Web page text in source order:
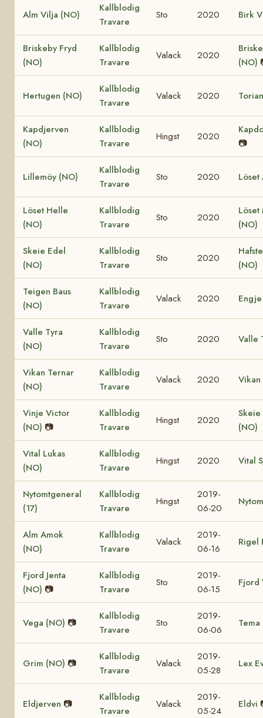
Alm Vilja (NO)
Kallblodig
Travare
Sto 2020 Birk
Briskeby Fryd
(NO)
Kallblodig
Travare
Valack 2020
(NO)
Hertugen (NO)
Kallblodig
Travare
Valack 2020
Kapdjerven
(NO)
Kallblodig
Travare
Hingst 2020
📷
Lillemöy (NO)
Kallblodig
Travare
Sto 2020 Löset
Löset Helle
(NO)
Kallblodig
Travare
Sto 2020
(NO)
Skeie Edel
(NO)
Kallblodig
Travare
Sto 2020
(NO)
Teigen Baus
(NO)
Kallblodig
Travare
Valack 2020
Valle Tyra
(NO)
Kallblodig
Travare
Sto 2020 Valle
Vikan Ternar
(NO)
Kallblodig
Travare
Valack 2020
Vinje Victor
(NO) 📷
Kallblodig
Travare
Hingst 2020
Skeie
(NO)
Vital Lukas
(NO)
Kallblodig
Travare
Hingst 2020 Vital
Nytomtgeneral
(17)
Kallblodig
Travare
Hingst
2019-
06-20
Alm Amok
(NO)
Kallblodig
Travare
Valack
2019-
06-16
Rigel
Fjord Jenta
(NO) 📷
Kallblodig
Travare
Sto
2019-
06-15
Fjord
Vega (NO) 📷
Kallblodig
Travare
Sto
2019-
06-06
Grim (NO) 📷
Kallblodig
Travare
Valack
2019-
05-28
Lex
Eldjerven 📷
Kallblodig
Travare
Valack
2019-
05-24
Eldvi